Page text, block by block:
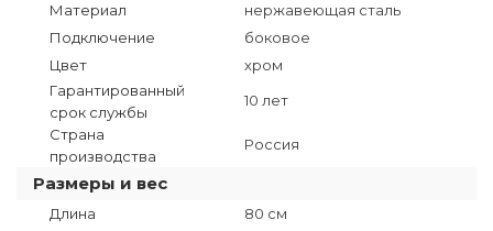
Материал
нержавеющая сталь
Подключение
боковое
Цвет
хром
Гарантированный
срок службы
10 лет
Страна
производства
Россия
Размеры и вес
Длина
80 см